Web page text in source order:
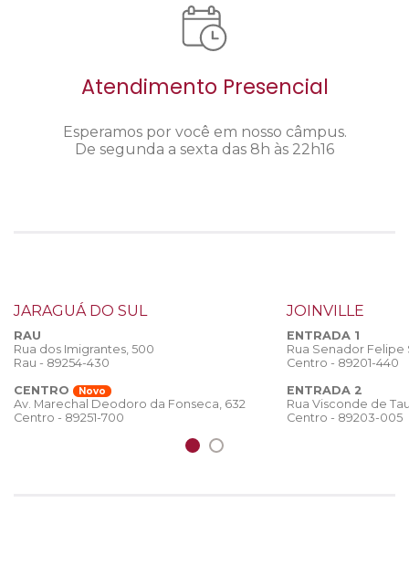
Atendimento Presencial
Esperamos por você em nosso câmpus.
De segunda a sexta das 8h às 22h16
JARAGUÁ DO SUL
RAU
Rua dos Imigrantes, 500
Rau - 89254-430
CENTRO
Novo
Av. Marechal Deodoro da Fonseca, 632
Centro - 89251-700
JOINVILLE
ENTRADA 1
Rua Senador
Centro - 89201-440
ENTRADA 2
Rua Visconde de
Centro - 89203-005